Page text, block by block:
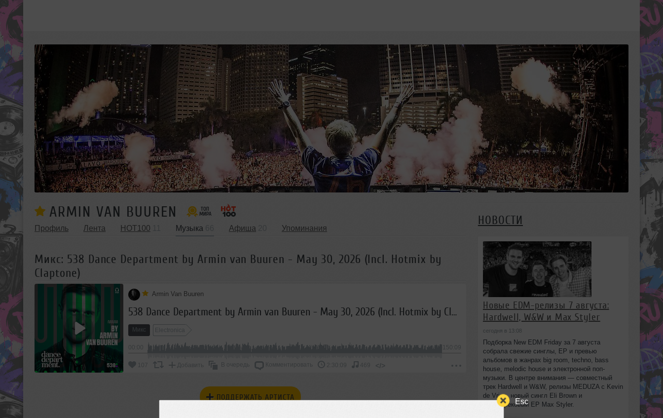
Esc
ARMIN VAN BUUREN
Профиль Лента HOT100 Музыка Афиша Упоминания
Микс: 538 Dance Department by Armin van Buuren - May 30, 2026 (Incl. Hotmix by
Claptone)
Armin Van Buuren
538 Dance Department by Armin van Buuren - May 30, 2026 (Incl. Hotmix by Claptone)
Микс Electronica
-150:09
107 Добавить В очередь Комментировать 2:30:09 469 </>
ПОДДЕРЖАТЬ АРТИСТА
НОВОСТИ
Новые EDM-релизы 7 августа:
Hardwell, W&W и Max Styler
сегодня в 13:08
Подборка New EDM Friday за 7 августа
собрала свежие синглы, EP и превью
альбомов в жанрах big room, techno, bass
house, melodic house и электронной поп-
музыки. В центре внимания — совместный
трек Hardwell и W&W, релизы MEDUZA с Kevin
de Vries, новый сингл Eli Brown и
шеститрековый EP Max Styler.